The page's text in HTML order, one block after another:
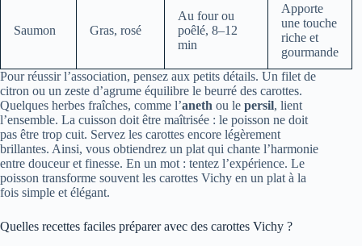
Saumon Gras, rosé
Au four ou
poêlé, 8–12
min
Apporte
une touche
riche et
gourmande
Pour réussir l’association, pensez aux petits détails. Un filet de
citron ou un zeste d’agrume équilibre le beurré des carottes.
Quelques herbes fraîches, comme l’aneth ou le persil, lient
l’ensemble. La cuisson doit être maîtrisée : le poisson ne doit
pas être trop cuit. Servez les carottes encore légèrement
brillantes. Ainsi, vous obtiendrez un plat qui chante l’harmonie
entre douceur et finesse. En un mot : tentez l’expérience. Le
poisson transforme souvent les carottes Vichy en un plat à la
fois simple et élégant.
Quelles recettes faciles préparer avec des carottes Vichy ?